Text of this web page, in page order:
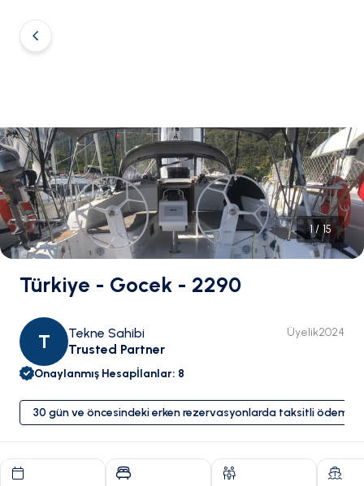
1/ 15
Türkiye - Gocek - 2290
T
Tekne Sahibi
Trusted Partner
Üyelik2024
Onaylanmış Hesapİlanlar: 8
30 gün ve öncesindeki erken rezervasyonlarda taksitli ödeme